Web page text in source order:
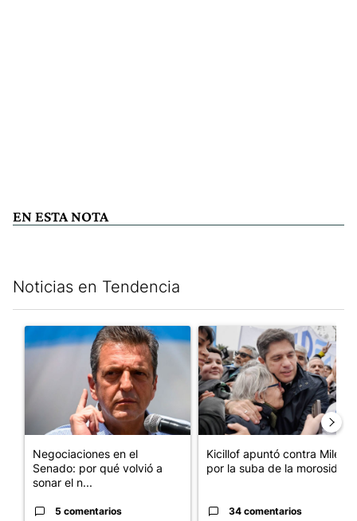
EN ESTA NOTA
Noticias en Tendencia
Un artículo de tendencia con el título "Negociaciones en el
Negociaciones en el
Senado: por qué volvió a
sonar el n...
5 comentarios
Un artículo de tendencia con
Kicillof apuntó contra Milei
por la suba de la morosida...
34 comentarios